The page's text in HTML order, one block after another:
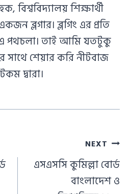
শিক্ষার্থী
ব্লগার। ব্লগিং এর প্রতি
এ পথচলা। তাই আমি যতটুকু
শেয়ার করি নীটবাজ
দ্বারা।
NEXT
এসএসসি কুমিল্লা বোর্ড
বাংলাদেশ ও